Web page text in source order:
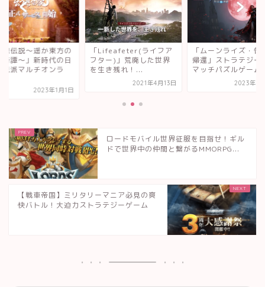
ライフア
ー)」荒廃した世界
き残れ！...
「ムーンライズ・領主の
帰還」ストラテジー系3
マッチパズルゲーム
2023年7月10日
「幻想伝説〜遥か東
冒険奇譚〜」新時代
本正統派マルチオン
ロードモバイル世界征服を目指せ！ギル
ドで世界中の仲間と繋がるMMORPG...
【戦車帝国】ミリタリーマニア必見の爽
快バトル！大迫力ストラテジーゲーム